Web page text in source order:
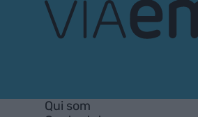
Qui som